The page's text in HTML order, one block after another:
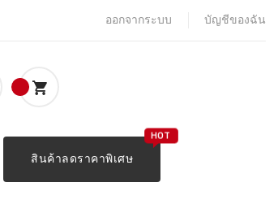
ออกจากระบบ บัญชีของฉัน
สินค้าลดราคาพิเศษ